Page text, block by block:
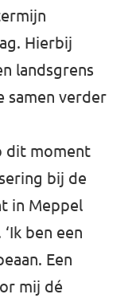
Hierbij
landsgrens
samen verder
dit moment
bij de
in Meppel
ben een
Een
mij dé